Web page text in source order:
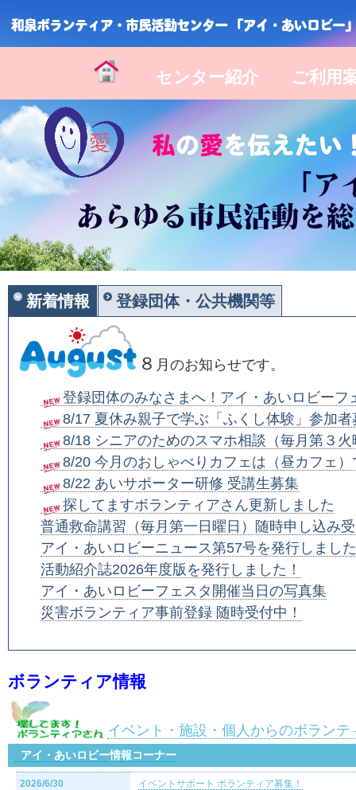
センター紹介 ご利用
新着情報 登録団体・公共機関等
８ 月のお知らせです。
登録団体のみなさまへ！アイ・あいロビー
8/17 夏休み親子で学ぶ「ふくし体験」参加者
8/18 シニアのためのスマホ相談（毎月第３
8/20 今月のおしゃべりカフェは（昼カフェ）
8/22 あいサポーター研修 受講生募集
探してますボランティアさん更新しました
普通救命講習（毎月第一日曜日）随時申し込み
アイ・あいロビーニュース第57号を発行しまし
活動紹介誌2026年度版を発行しました！
アイ・あいロビーフェスタ開催当日の写真集
災害ボランティア事前登録 随時受付中！
ボランティア情報
イベント・施設・個人からのボラン
アイ・あいロビー情報コーナー
2026/6/30 イベントサポート ボランティア募集！